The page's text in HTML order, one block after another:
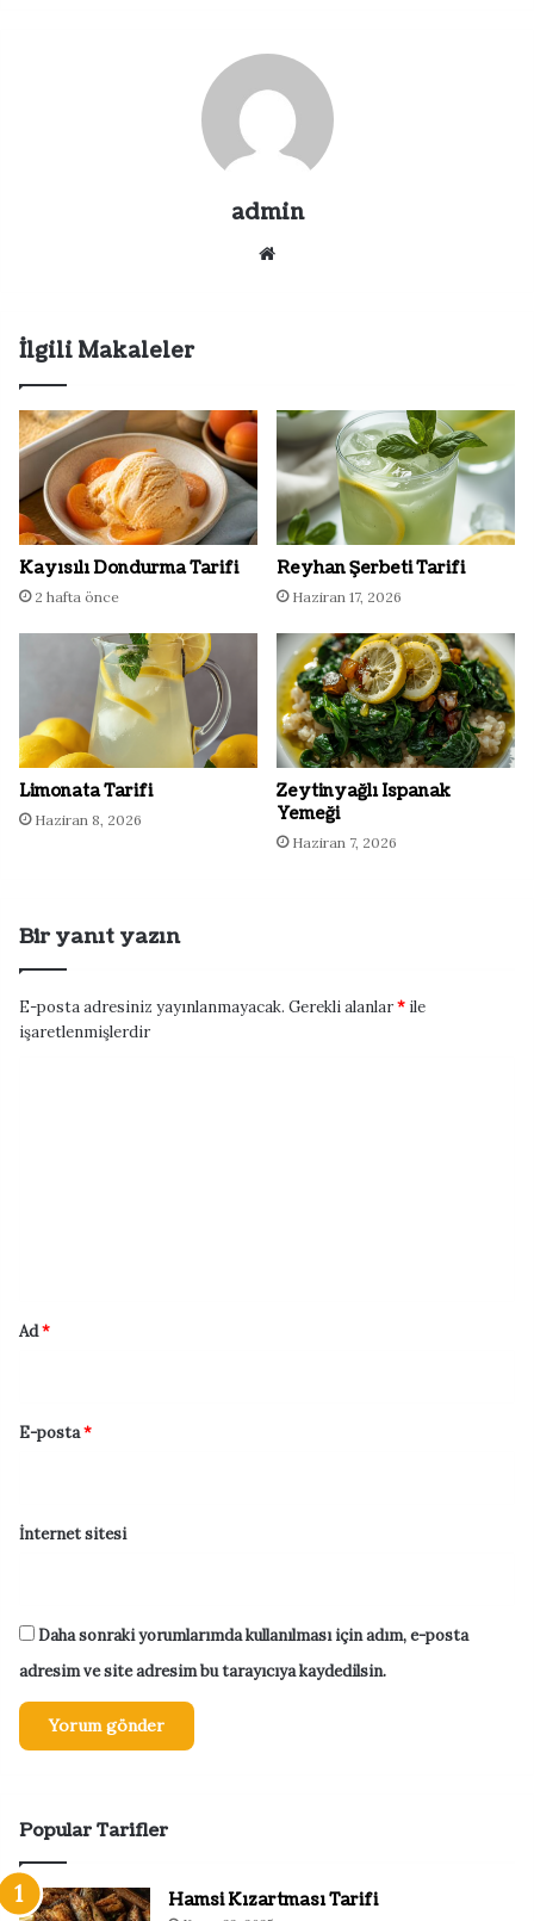
admin
İlgili Makaleler
Kayısılı Dondurma Tarifi
2 hafta önce
Reyhan Şerbeti Tarifi
Haziran 17, 2026
Limonata Tarifi
Haziran 8, 2026
Zeytinyağlı Ispanak
Yemeği
Haziran 7, 2026
Bir yanıt yazın
E-posta adresiniz yayınlanmayacak. Gerekli alanlar* ile
işaretlenmişlerdir
Ad*
E-posta*
İnternet sitesi
Daha sonraki yorumlarımda kullanılması için adım, e-posta
adresim ve site adresim bu tarayıcıya kaydedilsin.
Popular Tarifler
Hamsi Kızartması Tarifi